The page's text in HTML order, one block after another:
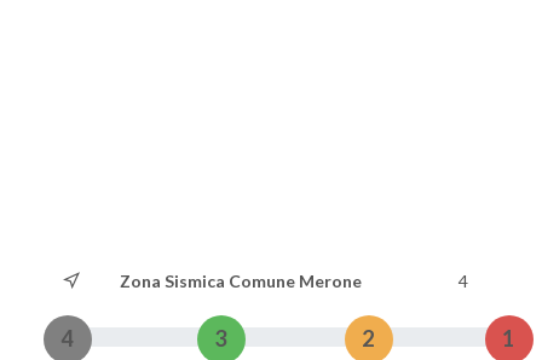
Zona Sismica Comune Merone 4
4 3 2 1